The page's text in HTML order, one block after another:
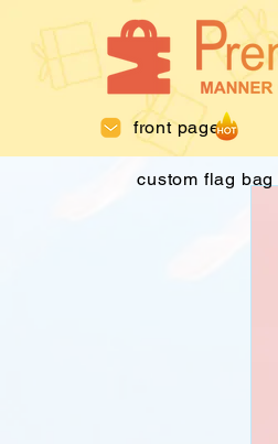
front page
custom flag bag